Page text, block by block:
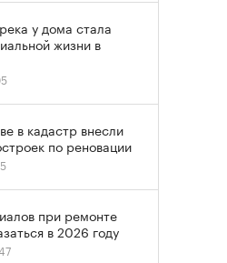
у дома стала
жизни в
в кадастр внесли
по реновации
при ремонте
в 2026 году